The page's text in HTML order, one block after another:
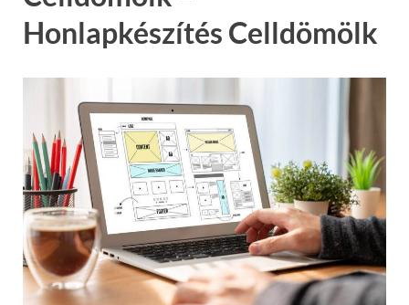
Honlapkészítés Celldömölk